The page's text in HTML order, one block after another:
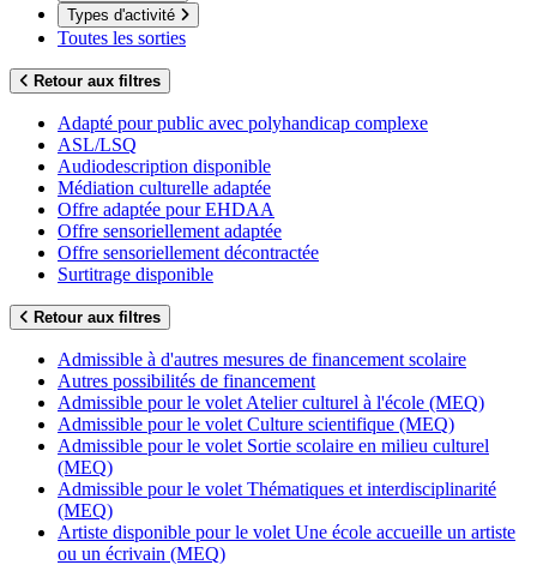
Types d'activité
Toutes les sorties
Retour aux filtres
Adapté pour public avec polyhandicap complexe
ASL/LSQ
Audiodescription disponible
Médiation culturelle adaptée
Offre adaptée pour EHDAA
Offre sensoriellement adaptée
Offre sensoriellement décontractée
Surtitrage disponible
Retour aux filtres
Admissible à d'autres mesures de financement scolaire
Autres possibilités de financement
Admissible pour le volet Atelier culturel à l'école (MEQ)
Admissible pour le volet Culture scientifique (MEQ)
Admissible pour le volet Sortie scolaire en milieu culturel
(MEQ)
Admissible pour le volet Thématiques et interdisciplinarité
(MEQ)
Artiste disponible pour le volet Une école accueille un artiste
ou un écrivain (MEQ)